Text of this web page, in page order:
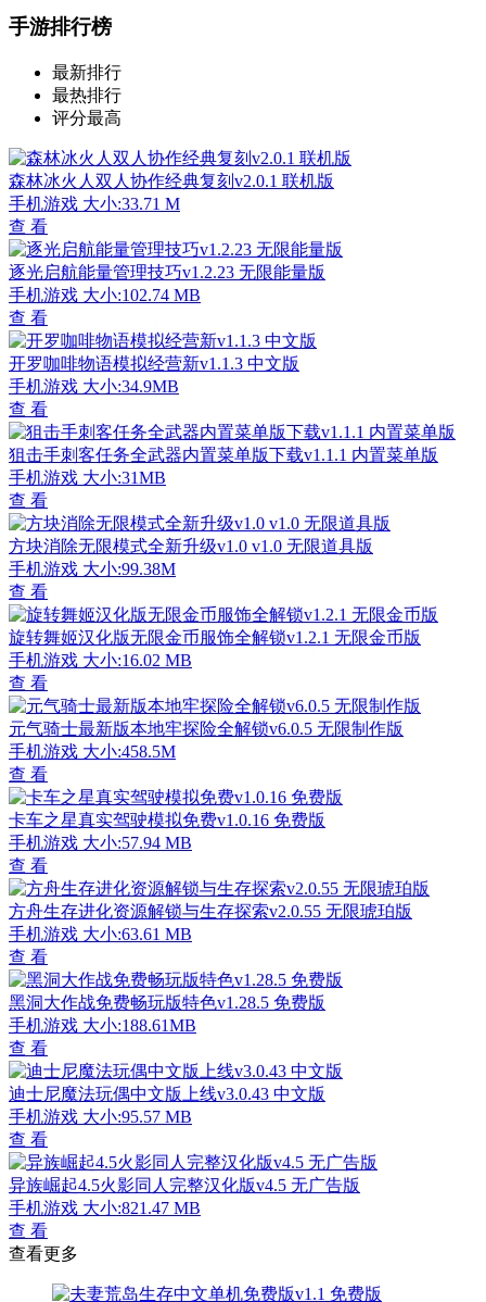
手游排行榜
最新排行
最热排行
评分最高
森林冰火人双人协作经典复刻v2.0.1 联机版
手机游戏 大小:33.71 M
查 看
逐光启航能量管理技巧v1.2.23 无限能量版
手机游戏 大小:102.74 MB
查 看
开罗咖啡物语模拟经营新v1.1.3 中文版
手机游戏 大小:34.9MB
查 看
狙击手刺客任务全武器内置菜单版下载v1.1.1 内置菜单版
手机游戏 大小:31MB
查 看
方块消除无限模式全新升级v1.0 v1.0 无限道具版
手机游戏 大小:99.38M
查 看
旋转舞姬汉化版无限金币服饰全解锁v1.2.1 无限金币版
手机游戏 大小:16.02 MB
查 看
元气骑士最新版本地牢探险全解锁v6.0.5 无限制作版
手机游戏 大小:458.5M
查 看
卡车之星真实驾驶模拟免费v1.0.16 免费版
手机游戏 大小:57.94 MB
查 看
方舟生存进化资源解锁与生存探索v2.0.55 无限琥珀版
手机游戏 大小:63.61 MB
查 看
黑洞大作战免费畅玩版特色v1.28.5 免费版
手机游戏 大小:188.61MB
查 看
迪士尼魔法玩偶中文版上线v3.0.43 中文版
手机游戏 大小:95.57 MB
查 看
异族崛起4.5火影同人完整汉化版v4.5 无广告版
手机游戏 大小:821.47 MB
查 看
查看更多